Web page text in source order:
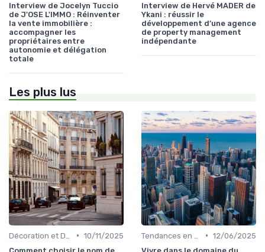
Interview de Jocelyn Tuccio
de J'OSE L'IMMO : Réinventer
la vente immobilière :
accompagner les
propriétaires entre
autonomie et délégation
totale
Interview de Hervé MADER de
Ykani : réussir le
développement d’une agence
de property management
indépendante
Les plus lus
• 10/11/2025
• 12/06/2025